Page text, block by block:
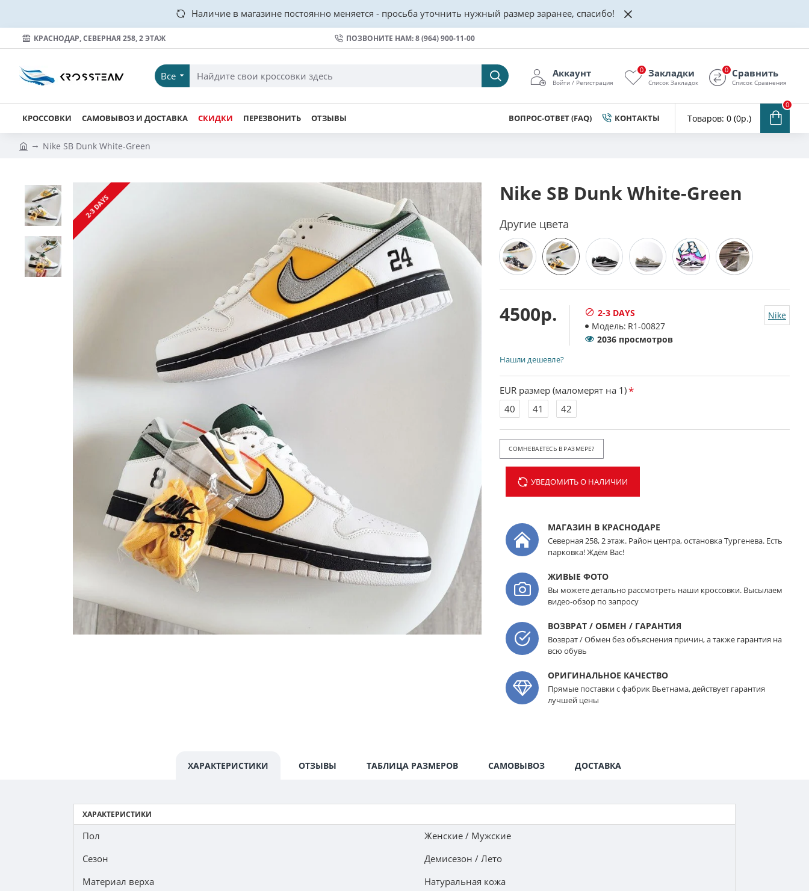
Наличие в магазине постоянно меняется - просьба уточнить нужный размер заранее, спасибо!
КРАСНОДАР, СЕВЕРНАЯ 258, 2 ЭТАЖ ПОЗВОНИТЕ НАМ: 8 (964) 900-11-00
Все Аккаунт
Войти / Регистрация
Закладки
Список Закладок
0 Сравнить
Список Сравнения
0
КРОССОВКИ САМОВЫВОЗ И ДОСТАВКА СКИДКИ ПЕРЕЗВОНИТЬ ОТЗЫВЫ ВОПРОС-ОТВЕТ (FAQ) КОНТАКТЫ Товаров: 0 (0р.)
0
Nike SB Dunk White-Green
2-3 DAYS Nike SB Dunk White-Green
4500р.
2-3 DAYS
Модель: R1-00827
Nike
2036 просмотров
Другие цвета
EUR размер (маломерят на 1)
40
41 42
УВЕДОМИТЬ О НАЛИЧИИ
Нашли дешевле?
СОМНЕВАЕТЕСЬ В РАЗМЕРЕ?
МАГАЗИН В КРАСНОДАРЕ
Северная 258, 2 этаж. Район центра, остановка Тургенева. Есть
парковка! Ждём Вас!
ЖИВЫЕ ФОТО
Вы можете детально рассмотреть наши кроссовки. Высылаем
видео-обзор по запросу
ВОЗВРАТ / ОБМЕН / ГАРАНТИЯ
Возврат / Обмен без объяснения причин, а также гарантия на
всю обувь
ОРИГИНАЛЬНОЕ КАЧЕСТВО
Прямые поставки с фабрик Вьетнама, действует гарантия
лучшей цены
ХАРАКТЕРИСТИКИ ОТЗЫВЫ ТАБЛИЦА РАЗМЕРОВ САМОВЫВОЗ ДОСТАВКА
ХАРАКТЕРИСТИКИ
Пол
Женские / Мужские
Сезон
Демисезон / Лето
Материал верха
Натуральная кожа